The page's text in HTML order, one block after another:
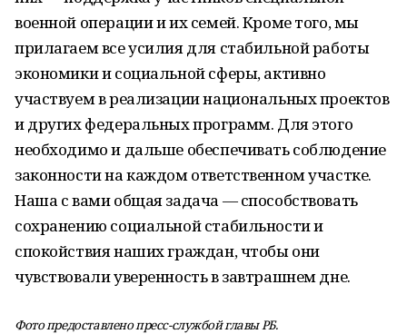
военной операции и их семей. Кроме того, мы
прилагаем все усилия для стабильной работы
экономики и социальной сферы, активно
участвуем в реализации национальных проектов
и других федеральных программ. Для этого
необходимо и дальше обеспечивать соблюдение
законности на каждом ответственном участке.
Наша с вами общая задача — способствовать
сохранению социальной стабильности и
спокойствия наших граждан, чтобы они
чувствовали уверенность в завтрашнем дне.
Фото предоставлено пресс-службой главы РБ.